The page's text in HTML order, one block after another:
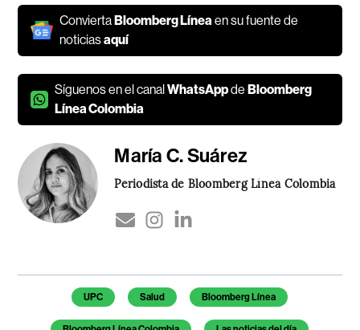
ConviertaBloomberg Línea en su fuente de
noticiasaquí
Síguenos en el canalWhatsAppdeBloomberg
Línea Colombia
María C. Suárez
Periodista de Bloomberg Línea Colombia
Temas de este artículo
UPC Salud Bloomberg Línea